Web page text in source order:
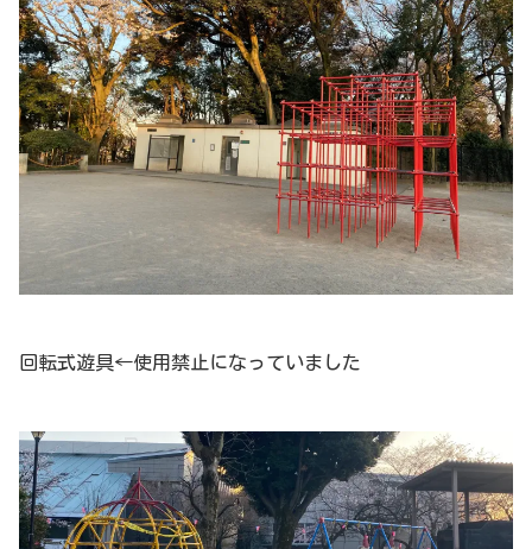
回転式遊具←使用禁止になっていました